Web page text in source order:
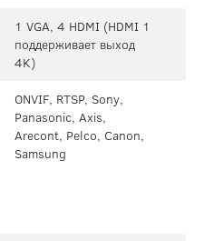
1 VGA, 4 HDMI (HDMI 1
поддерживает выход
4K)
ONVIF, RTSP, Sony,
Panasonic, Axis,
Arecont, Pelco, Canon,
Samsung